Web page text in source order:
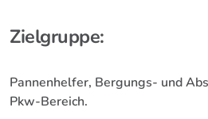
Zielgruppe:
Pannenhelfer, Bergungs- und
Pkw-Bereich.